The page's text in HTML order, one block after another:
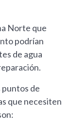
Norte que
podrían
de agua
puntos de
que necesiten